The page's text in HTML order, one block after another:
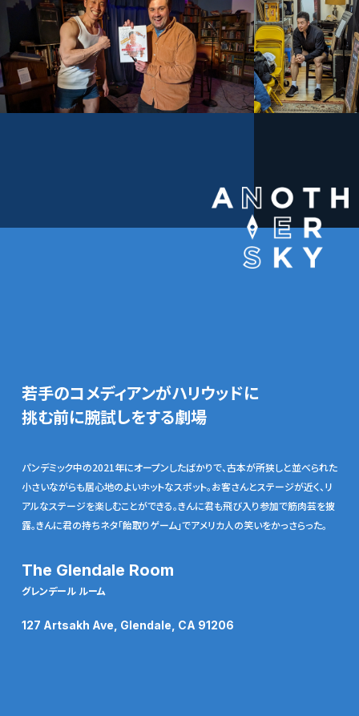
若手のコメディアンがハリウッドに
挑む前に腕試しをする劇場
パンデミック中の2021年にオープンしたばかりで、古本が所狭しと並べられた
小さいながらも居心地のよいホットなスポット。お客さんとステージが近く、リ
アルなステージを楽しむことができる。きんに君も飛び入り参加で筋肉芸を披
露。きんに君の持ちネタ「飴取りゲーム」でアメリカ人の笑いをかっさらった。
The Glendale Room
グレンデール ルーム
127 Artsakh Ave, Glendale, CA 91206